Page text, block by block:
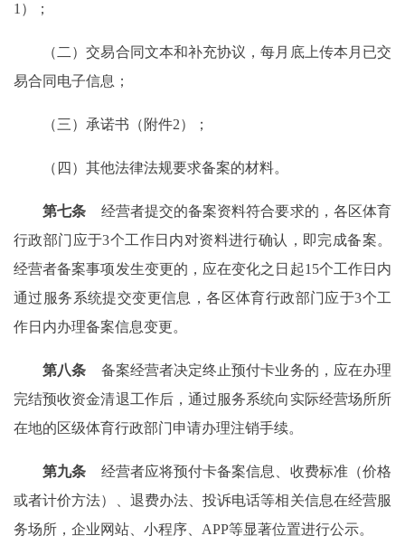
1）；
（二）交易合同文本和补充协议，每月底上传本月已交
易合同电子信息；
（三）承诺书（附件2）；
（四）其他法律法规要求备案的材料。
第七条 经营者提交的备案资料符合要求的，各区体育
行政部门应于3个工作日内对资料进行确认，即完成备案。
经营者备案事项发生变更的，应在变化之日起15个工作日内
通过服务系统提交变更信息，各区体育行政部门应于3个工
作日内办理备案信息变更。
第八条 备案经营者决定终止预付卡业务的，应在办理
完结预收资金清退工作后，通过服务系统向实际经营场所所
在地的区级体育行政部门申请办理注销手续。
第九条 经营者应将预付卡备案信息、收费标准（价格
或者计价方法）、退费办法、投诉电话等相关信息在经营服
务场所，企业网站、小程序、APP等显著位置进行公示。